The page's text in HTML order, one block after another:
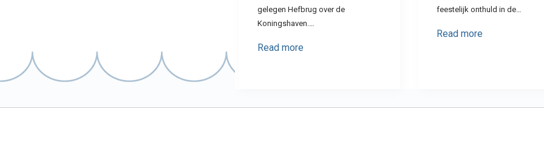
gelegen Hefbrug over de
Koningshaven.…
Read more
feestelijk onthuld in de…
Read more